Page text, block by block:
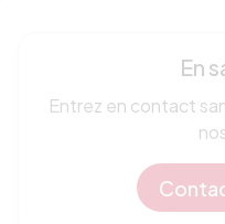
En
Entrez en contact